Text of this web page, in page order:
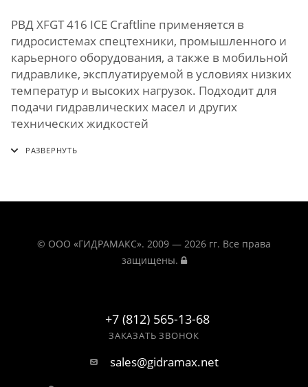
РВД XFGT 416 ICE Craftline применяется в
гидросистемах спецтехники, промышленного и
карьерного оборудования, а также в мобильной
гидравлике, эксплуатируемой в условиях низких
температур и высоких нагрузок. Подходит для
подачи гидравлических масел и других
технических жидкостей
© ООО «ГИДРАМАКС». 2009 — 2026 гг. Все права
защищены.
+7 (812) 565-13-68
ЗАКАЗАТЬ ЗВОНОК
sales@gidramax.net